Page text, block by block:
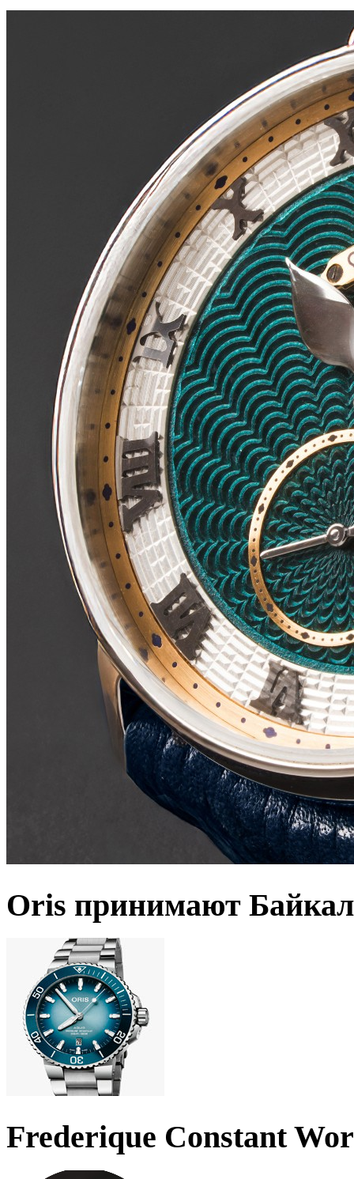
Oris принимают
Frederique Constant